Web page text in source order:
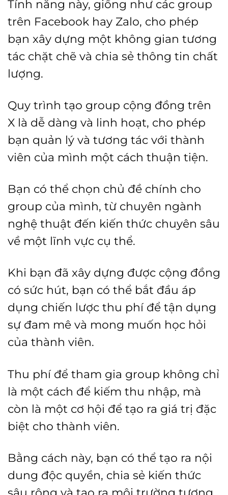
Tính năng này, giống như các group
trên Facebook hay Zalo, cho phép
bạn xây dựng một không gian tương
tác chặt chẽ và chia sẻ thông tin chất
lượng.
Quy trình tạo group cộng đồng trên
X là dễ dàng và linh hoạt, cho phép
bạn quản lý và tương tác với thành
viên của mình một cách thuận tiện.
Bạn có thể chọn chủ đề chính cho
group của mình, từ chuyên ngành
nghệ thuật đến kiến thức chuyên sâu
về một lĩnh vực cụ thể.
Khi bạn đã xây dựng được cộng đồng
có sức hút, bạn có thể bắt đầu áp
dụng chiến lược thu phí để tận dụng
sự đam mê và mong muốn học hỏi
của thành viên.
Thu phí để tham gia group không chỉ
là một cách để kiếm thu nhập, mà
còn là một cơ hội để tạo ra giá trị đặc
biệt cho thành viên.
Bằng cách này, bạn có thể tạo ra nội
dung độc quyền, chia sẻ kiến thức
sâu rộng và tạo ra môi trường tương